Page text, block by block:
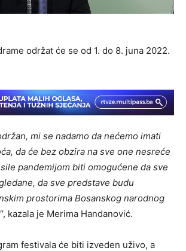
održat će se od 1. do 8. juna 2022.
mi se nadamo da nećemo imati
da će bez obzira na sve one nesreće
pandemijom biti omogućene da sve
da sve predstave budu
prostorima Bosanskog narodnog
“, kazala je Merima Handanović.
festivala će biti izveden uživo, a